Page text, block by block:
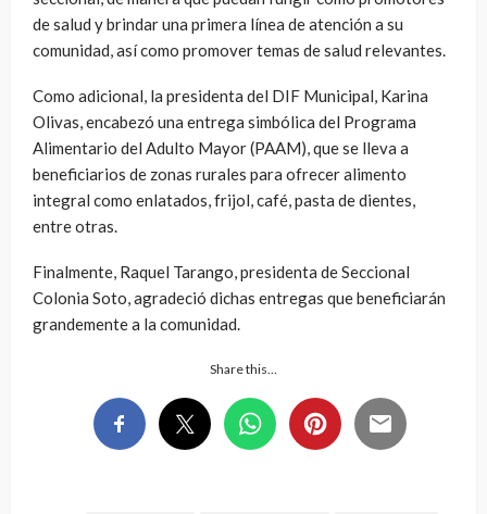
de salud y brindar una primera línea de atención a su
comunidad, así como promover temas de salud relevantes.
Como adicional, la presidenta del DIF Municipal, Karina
Olivas, encabezó una entrega simbólica del Programa
Alimentario del Adulto Mayor (PAAM), que se lleva a
beneficiarios de zonas rurales para ofrecer alimento
integral como enlatados, frijol, café, pasta de dientes,
entre otras.
Finalmente, Raquel Tarango, presidenta de Seccional
Colonia Soto, agradeció dichas entregas que beneficiarán
grandemente a la comunidad.
Share this…